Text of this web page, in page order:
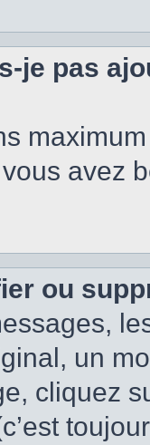
je pas
avez
ou
un
cliquez